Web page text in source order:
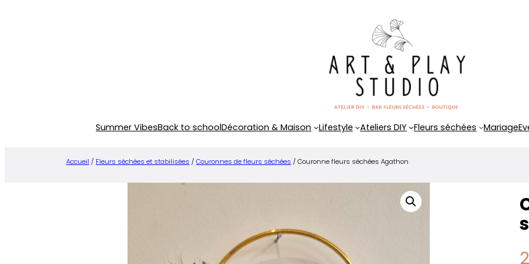
Summer VibesBack to schoolDécoration & Maison Lifestyle Ateliers DIY Fleurs séchées Mariage
Accueil / Fleurs séchées et stabilisées /Couronnes de fleurs séchées / Couronne fleurs séchées Agathon